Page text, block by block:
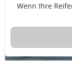
Wenn Ihre